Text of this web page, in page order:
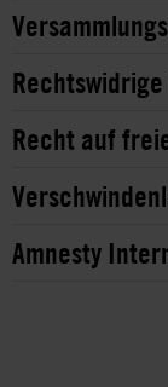
Recht auf
Amnesty